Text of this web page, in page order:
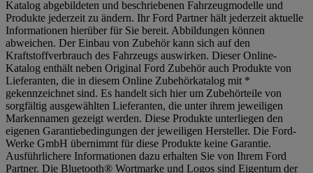
Katalog abgebildeten und beschriebenen Fahrzeugmodelle und
Produkte jederzeit zu ändern. Ihr Ford Partner hält jederzeit aktuelle
Informationen hierüber für Sie bereit. Abbildungen können
abweichen. Der Einbau von Zubehör kann sich auf den
Kraftstoffverbrauch des Fahrzeugs auswirken. Dieser Online-
Katalog enthält neben Original Ford Zubehör auch Produkte von
Lieferanten, die in diesem Online Zubehörkatalog mit *
gekennzeichnet sind. Es handelt sich hier um Zubehörteile von
sorgfältig ausgewählten Lieferanten, die unter ihrem jeweiligen
Markennamen gezeigt werden. Diese Produkte unterliegen den
eigenen Garantiebedingungen der jeweiligen Hersteller. Die Ford-
Werke GmbH übernimmt für diese Produkte keine Garantie.
Ausführlichere Informationen dazu erhalten Sie von Ihrem Ford
Partner. Die Bluetooth® Wortmarke und Logos sind Eigentum der